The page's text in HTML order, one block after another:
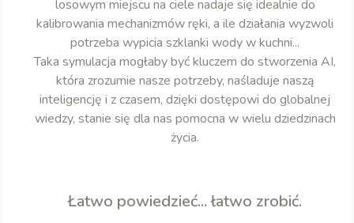
losowym miejscu na ciele nadaje się idealnie do
kalibrowania mechanizmów ręki, a ile działania wyzwoli
potrzeba wypicia szklanki wody w kuchni...
Taka symulacja mogłaby być kluczem do stworzenia AI,
która zrozumie nasze potrzeby, naśladuje naszą
inteligencję i z czasem, dzięki dostępowi do globalnej
wiedzy, stanie się dla nas pomocna w wielu dziedzinach
życia.
Łatwo powiedzieć... łatwo zrobić.